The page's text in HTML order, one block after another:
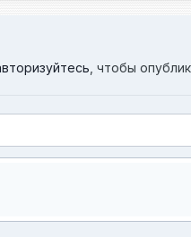
, чтобы